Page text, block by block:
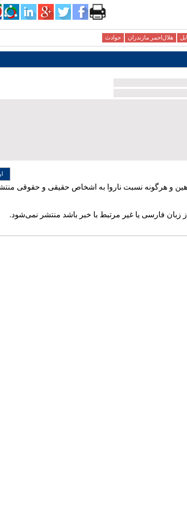
هلال‌احمر مازندران حوادث
و هرگونه نسبت ناروا به اشخاص حقیقی و حقوقی
زبان فارسی یا غیر مرتبط با خبر باشد منتشر نمی‌شود.